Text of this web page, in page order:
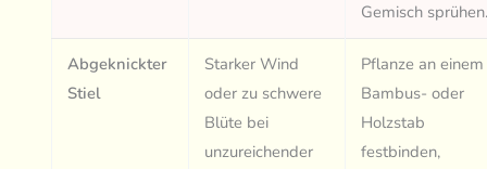
Gemisch
Abgeknickter
Stiel
Starker Wind
oder zu schwere
Blüte bei
unzureichender
Pflanze an einem
Bambus- oder
Holzstab
festbinden,